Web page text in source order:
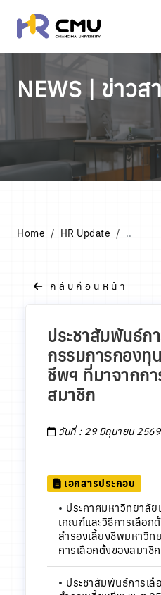
NEWS | ข่าวส
Home HR Update ..
กลับก่อนหน้า
ประชาสัมพันธ์ก
กรรมการกองทุ
ชีพฯ ที่มาจากกา
สมาชิก
วันที่ : 29 มิถุนายน 2569
เอกสารประกอบ
• ประกาศมหาวิทยาลัย
เกณฑ์และวิธีการเลือก
สำรองเลี้ยงชีพมหาวิท
การเลือกตั้งของสมาชิก
• ประชาสัมพันธ์การเ